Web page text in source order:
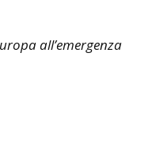
all’emergenza